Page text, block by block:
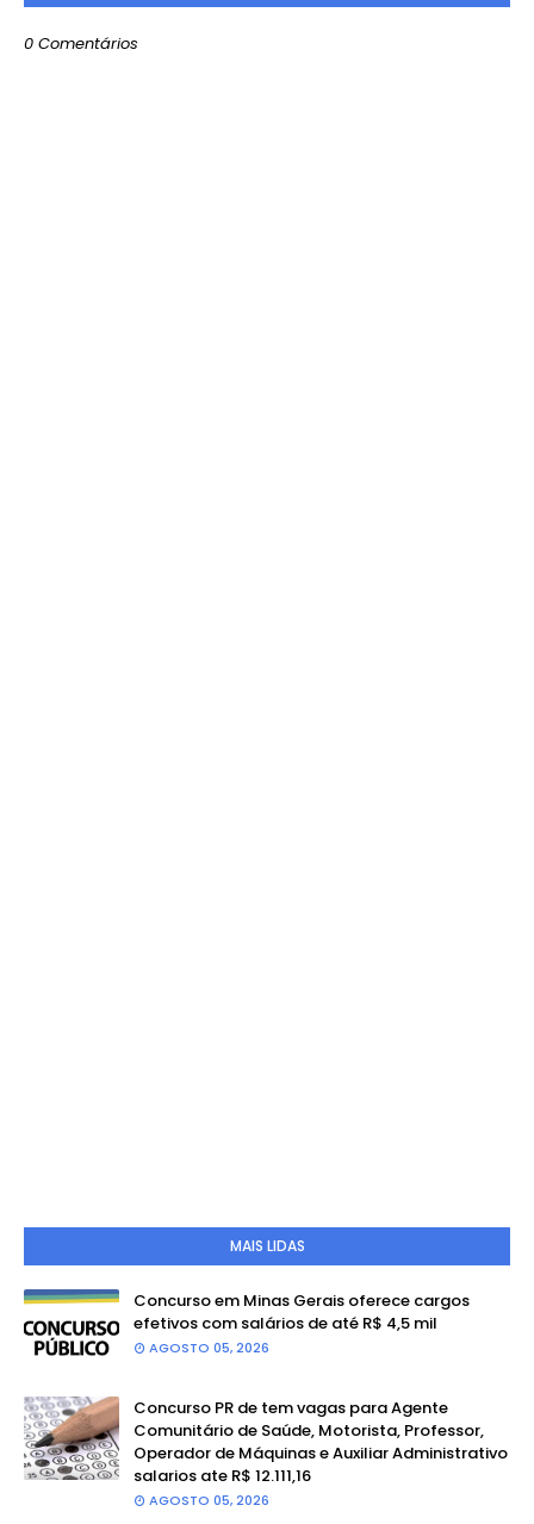
0 Comentários
MAIS LIDAS
Concurso em Minas Gerais oferece cargos
efetivos com salários de até R$ 4,5 mil
AGOSTO 05, 2026
Concurso PR de tem vagas para Agente
Comunitário de Saúde, Motorista, Professor,
Operador de Máquinas e Auxiliar Administrativo
salarios ate R$ 12.111,16
AGOSTO 05, 2026